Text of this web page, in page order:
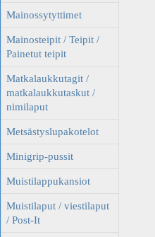
Mainossytyttimet
Mainosteipit / Teipit /
Painetut teipit
Matkalaukkutagit /
matkalaukkutaskut /
nimilaput
Metsästyslupakotelot
Minigrip-pussit
Muistilappukansiot
Muistilaput / viestilaput
/ Post-It